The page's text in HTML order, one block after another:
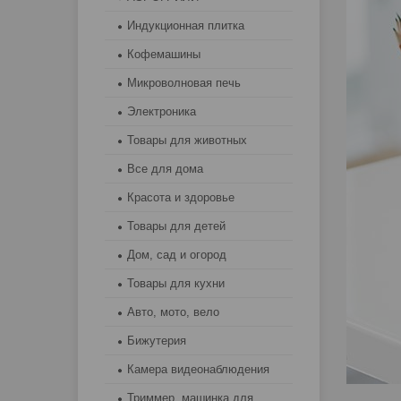
Индукционная плитка
Кофемашины
Микроволновая печь
Электроника
Товары для животных
Все для дома
Красота и здоровье
Товары для детей
Дом, сад и огород
Товары для кухни
Авто, мото, вело
Бижутерия
Камера видеонаблюдения
Триммер, машинка для